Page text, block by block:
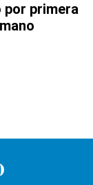
por primera